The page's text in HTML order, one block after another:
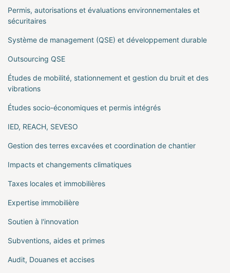
Permis, autorisations et évaluations environnementales et
sécuritaires
Système de management (QSE) et développement durable
Outsourcing QSE
Études de mobilité, stationnement et gestion du bruit et des
vibrations
Études socio-économiques et permis intégrés
IED, REACH, SEVESO
Gestion des terres excavées et coordination de chantier
Impacts et changements climatiques
Taxes locales et immobilières
Expertise immobilière
Soutien à l'innovation
Subventions, aides et primes
Audit, Douanes et accises